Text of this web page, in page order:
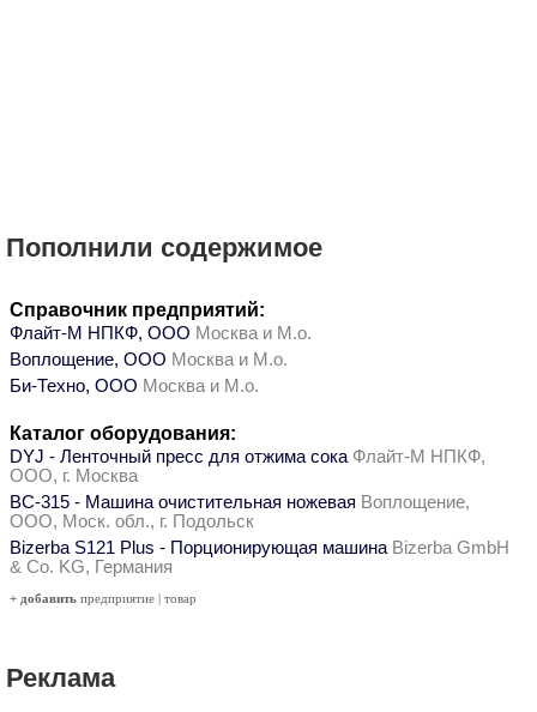
Пополнили содержимое
Справочник предприятий:
Флайт-М НПКФ, ООО Москва и М.о.
Воплощение, ООО Москва и М.о.
Би-Техно, ООО Москва и М.о.
Каталог оборудования:
DYJ - Ленточный пресс для отжима сока Флайт-М НПКФ,
ООО, г. Москва
ВС-315 - Машина очистительная ножевая Воплощение,
ООО, Моск. обл., г. Подольск
Bizerba S121 Plus - Порционирующая машина Bizerba GmbH
& Co. KG, Германия
+ добавить предприятие | товар
Реклама